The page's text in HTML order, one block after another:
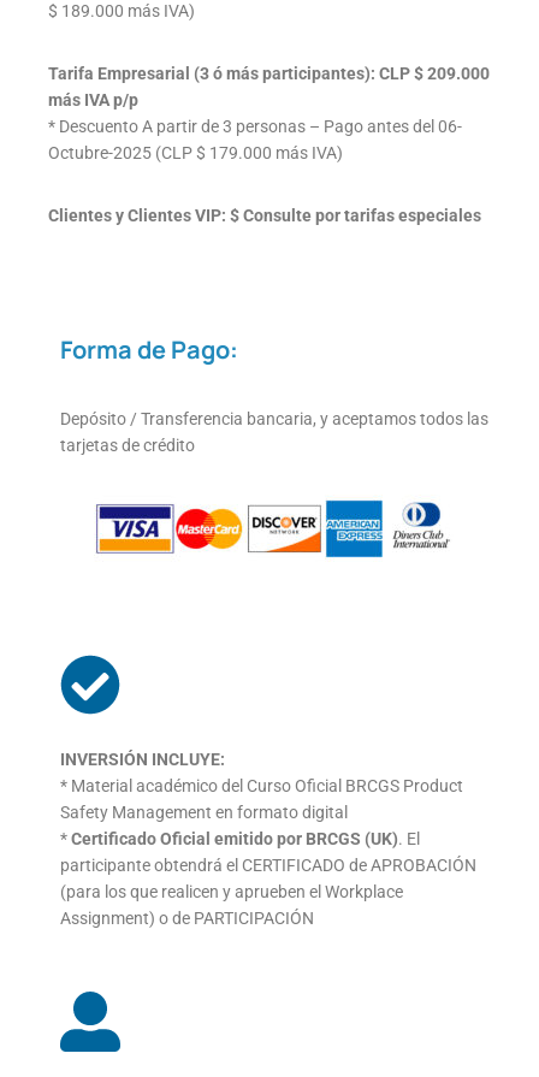
$ 189.000 más IVA)
Tarifa Empresarial (3 ó más participantes): CLP $ 209.000
más IVA p/p
* Descuento A partir de 3 personas – Pago antes del 06-
Octubre-2025 (CLP $ 179.000 más IVA)
Clientes y Clientes VIP: $ Consulte por tarifas especiales
Forma de Pago:
Depósito / Transferencia bancaria, y aceptamos todos las
tarjetas de crédito
INVERSIÓN INCLUYE:
* Material académico del Curso Oficial BRCGS Product
Safety Management en formato digital
*Certificado Oficial emitido por BRCGS (UK). El
participanteobtendrá el CERTIFICADO de APROBACIÓN
(para los que realicen y aprueben el Workplace
Assignment) o de PARTICIPACIÓN